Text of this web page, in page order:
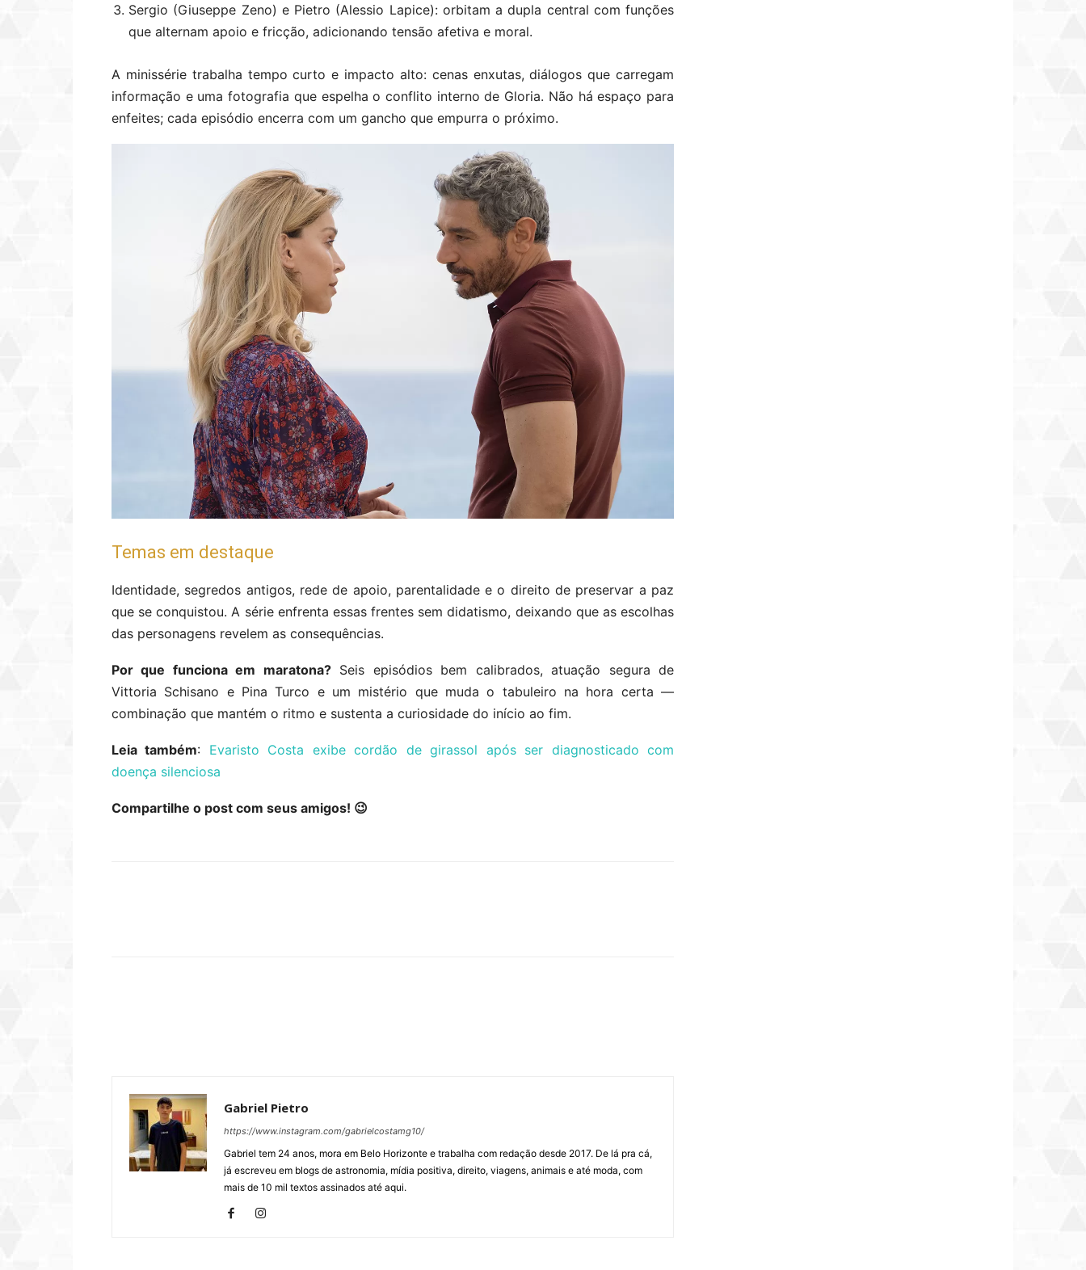
Sergio (Giuseppe Zeno) e Pietro (Alessio Lapice): orbitam a dupla central com funções
que alternam apoio e fricção, adicionando tensão afetiva e moral.
A minissérie trabalha tempo curto e impacto alto: cenas enxutas, diálogos que carregam
informação e uma fotografia que espelha o conflito interno de Gloria. Não há espaço para
enfeites; cada episódio encerra com um gancho que empurra o próximo.
Temas em destaque
Identidade, segredos antigos, rede de apoio, parentalidade e o direito de preservar a paz
que se conquistou. A série enfrenta essas frentes sem didatismo, deixando que as escolhas
das personagens revelem as consequências.
Por que funciona em maratona?Seis episódios bem calibrados, atuação segura de
Vittoria Schisano e Pina Turco e um mistério que muda o tabuleiro na hora certa —
combinação que mantém o ritmo e sustenta a curiosidade do início ao fim.
Leia também: Evaristo Costa exibe cordão de girassol após ser diagnosticado com
doença silenciosa
Compartilhe o post com seus amigos! 😉
Gabriel Pietro
https://www.instagram.com/gabrielcostamg10/
Gabriel tem 24 anos, mora em Belo Horizonte e trabalha com redação desde 2017. De lá pra cá,
já escreveu em blogs de astronomia, mídia positiva, direito, viagens, animais e até moda, com
mais de 10 mil textos assinados até aqui.